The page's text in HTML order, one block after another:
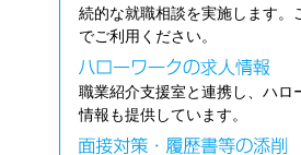
続的な就職相談を実施します。
でご利用ください。
職業紹介支援室と連携し、ハロ
情報も提供しています。